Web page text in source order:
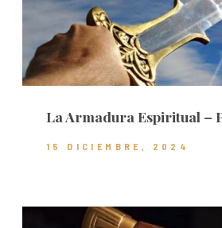
La Armadura Espiritual –
15 DICIEMBRE, 2024